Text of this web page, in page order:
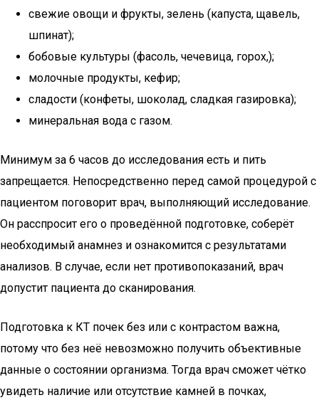
свежие овощи и фрукты, зелень (капуста, щавель,
шпинат);
бобовые культуры (фасоль, чечевица, горох,);
молочные продукты, кефир;
сладости (конфеты, шоколад, сладкая газировка);
минеральная вода с газом.
Минимум за 6 часов до исследования есть и пить
запрещается. Непосредственно перед самой процедурой с
пациентом поговорит врач, выполняющий исследование.
Он расспросит его о проведённой подготовке, соберёт
необходимый анамнез и ознакомится с результатами
анализов. В случае, если нет противопоказаний, врач
допустит пациента до сканирования.
Подготовка к КТ почек без или с контрастом важна,
потому что без неё невозможно получить объективные
данные о состоянии организма. Тогда врач сможет чётко
увидеть наличие или отсутствие камней в почках,